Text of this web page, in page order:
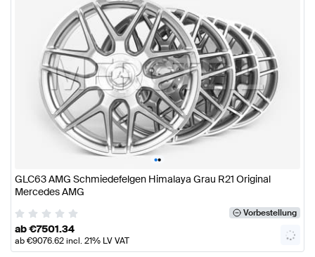
••
GLC63 AMG Schmiedefelgen Himalaya Grau R21 Original
Mercedes AMG
Vorbestellung
ab€7501.34
ab€9076.62incl. 21% LV VAT